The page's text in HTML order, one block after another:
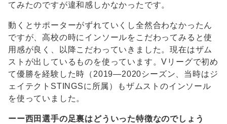
てみたのですが違和感しかなかったです。
動くとサポーターがずれていくし全然合わなかったん
ですが、高校の時にインソールをこだわってみると使
用感が良く、以降こだわっていきました。現在はザム
ストが出しているものを使っています。Vリーグで初め
て優勝を経験した時（2019―2020シーズン、当時はジ
ェイテクトSTINGSに所属）もザムストのインソール
を使っていました。
ーー西田選手の足裏はどういった特徴なのでしょう